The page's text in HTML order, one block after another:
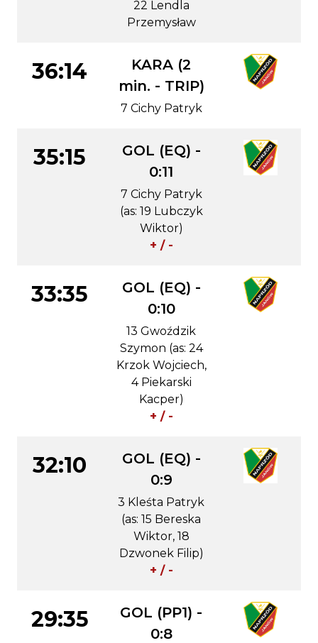
22 Lendla
Przemysław
36:14
KARA (2
min. - TRIP)
7 Cichy Patryk
35:15
GOL (EQ) -
0:11
7 Cichy Patryk
(as: 19 Lubczyk
Wiktor)
+ / -
33:35
GOL (EQ) -
0:10
13 Gwoździk
Szymon (as: 24
Krzok Wojciech,
4 Piekarski
Kacper)
+ / -
32:10
GOL (EQ) -
0:9
3 Kleśta Patryk
(as: 15 Bereska
Wiktor, 18
Dzwonek Filip)
+ / -
29:35
GOL (PP1) -
0:8